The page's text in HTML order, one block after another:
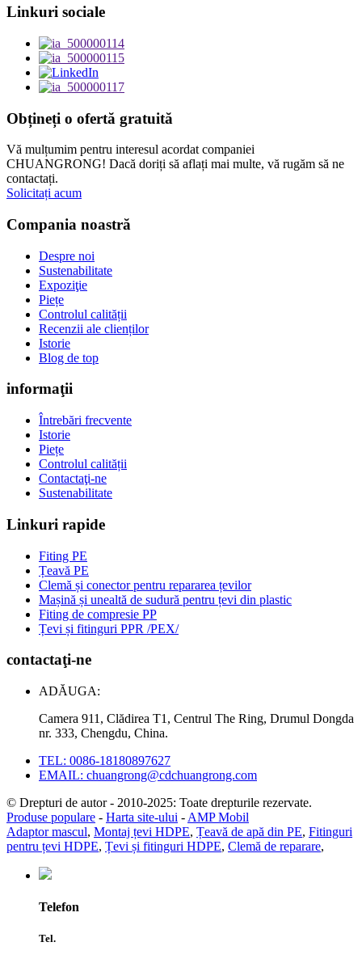
Linkuri sociale
Obțineți o ofertă gratuită
Vă mulțumim pentru interesul acordat companiei
CHUANGRONG! Dacă doriți să aflați mai multe, vă rugăm să ne
contactați.
Solicitați acum
Compania noastră
Despre noi
Sustenabilitate
Expoziţie
Piețe
Controlul calității
Recenzii ale clienților
Istorie
Blog de top
informaţii
Întrebări frecvente
Istorie
Piețe
Controlul calității
Contactaţi-ne
Sustenabilitate
Linkuri rapide
Fiting PE
Țeavă PE
Clemă și conector pentru repararea țevilor
Mașină și unealtă de sudură pentru țevi din plastic
Fiting de compresie PP
Țevi și fitinguri PPR /PEX/
contactaţi-ne
ADĂUGA:
Camera 911, Clădirea T1, Centrul The Ring, Drumul Dongda
nr. 333, Chengdu, China.
TEL: 0086-18180897627
EMAIL: chuangrong@cdchuangrong.com
© Drepturi de autor - 2010-2025: Toate drepturile rezervate.
Produse populare - Harta site-ului - AMP Mobil
Adaptor mascul, Montaj țevi HDPE, Țeavă de apă din PE, Fitinguri
pentru țevi HDPE, Țevi și fitinguri HDPE, Clemă de reparare,
Telefon
Tel.